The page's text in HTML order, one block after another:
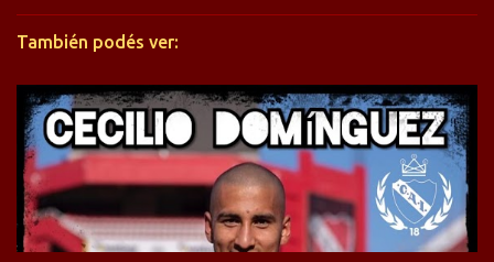
r
i
s
También podés ver: